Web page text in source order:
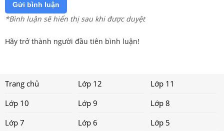
Gửi bình luận
*Bình luận sẽ hiển thị sau khi được duyệt
Hãy trở thành người đầu tiên bình luận!
Trang chủ Lớp 12
Lớp 11
Lớp 10
Lớp 9
Lớp 8
Lớp 7
Lớp 6
Lớp 5